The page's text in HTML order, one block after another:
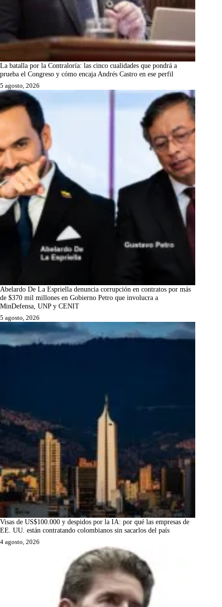
La batalla por la Contraloría: las cinco cualidades que pondrá a
prueba el Congreso y cómo encaja Andrés Castro en ese perfil
5 agosto, 2026
Abelardo De La Espriella denuncia corrupción en contratos por más
de $370 mil millones en Gobierno Petro que involucra a
MinDefensa, UNP y CENIT
5 agosto, 2026
Visas de US$100.000 y despidos por la IA: por qué las empresas de
EE. UU. están contratando colombianos sin sacarlos del país
4 agosto, 2026